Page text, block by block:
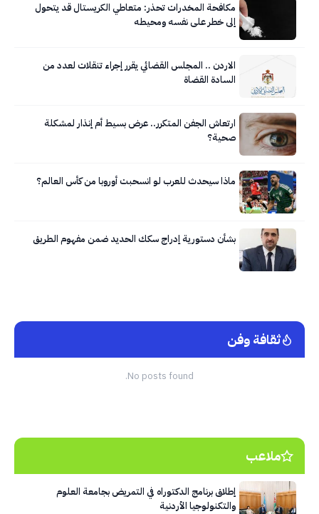
مكافحة المخدرات تحذر: متعاطي الكريستال قد يتحول
إلى خطر على نفسه ومحيطه
الاردن .. المجلس القضائي يقرر إجراء تنقلات لعدد من
السادة القضاة
ارتعاش الجفن المتكرر.. عرض بسيط أم إنذار لمشكلة
صحية؟
ماذا سيحدث للعرب لو انسحبت أوروبا من كأس العالم؟
بشأن دستورية إدراج سكك الحديد ضمن مفهوم الطريق
ثقافة وفن
No posts found.
ملاعب
إطلاق برنامج الدكتوراه في التمريض بجامعة العلوم
والتكنولوجيا الأردنية